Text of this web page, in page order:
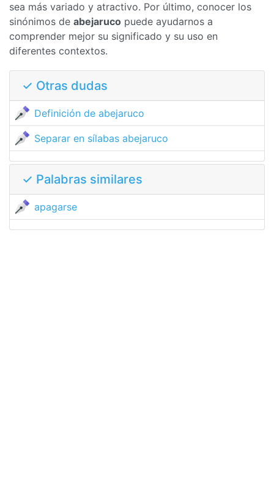
sea más variado y atractivo. Por último, conocer los
sinónimos de abejaruco puede ayudarnos a
comprender mejor su significado y su uso en
diferentes contextos.
✓ Otras dudas
Definición de abejaruco
Separar en sílabas abejaruco
✓ Palabras similares
apagarse